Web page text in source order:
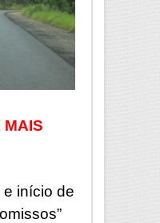
MAIS
e início de